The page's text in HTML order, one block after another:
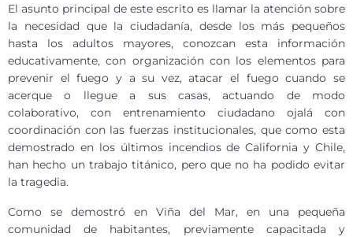
El asunto principal de este escrito es llamar la atención sobre
la necesidad que la ciudadanía, desde los más pequeños
hasta los adultos mayores, conozcan esta información
educativamente, con organización con los elementos para
prevenir el fuego y a su vez, atacar el fuego cuando se
acerque o llegue a sus casas, actuando de modo
colaborativo, con entrenamiento ciudadano ojalá con
coordinación con las fuerzas institucionales, que como esta
demostrado en los últimos incendios de California y Chile,
han hecho un trabajo titánico, pero que no ha podido evitar
la tragedia.
Como se demostró en Viña del Mar, en una pequeña
comunidad de habitantes, previamente capacitada y